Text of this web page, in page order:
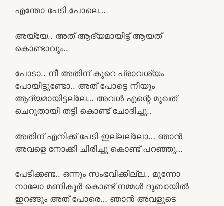
എന്തോ പേടി പോലെ…
അയ്യേ.. അത് ആദ്യമായിട്ട് ആയത്
കൊണ്ടാവും..
പോടാ.. നീ അതിന് കുറെ പ്രാവശ്യം
പോയിട്ടുണ്ടോ.. അത് പോട്ടെ നീയും
ആദ്യമായിട്ടല്ലേ… അവൾ എന്റെ മുഖത്
ചെറുതായി തട്ടി കൊണ്ട് ചോദിച്ചു..
അതിന് എനിക്ക് പേടി ഇല്ലല്ലോ… ഞാൻ
അവളെ നോക്കി ചിരിച്ചു കൊണ്ട് പറഞ്ഞു…
പേടിക്കണ്ട.. ഒന്നും സംഭവിക്കില്ല.. മൂന്നോ
നാലോ മണികൂർ കൊണ്ട് നമ്മൾ ദുബായിൽ
ഇറങ്ങും അത് പോരെ… ഞാൻ അവളുടെ